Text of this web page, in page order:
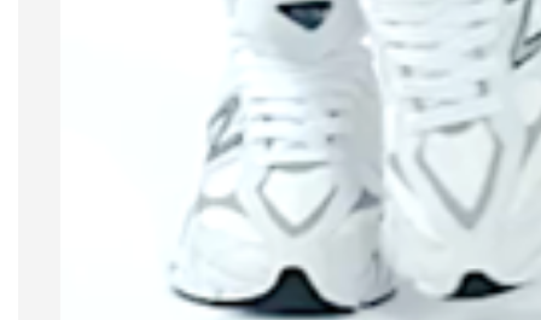
Modo de lavar
Recomendável lavar à mão
Não utilizar secadora ou água quente
Use água fria e sabão em pó da sua
Não use alvejante e não torça a éça após a